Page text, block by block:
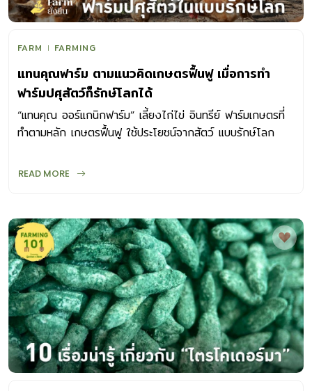
FARM FARMING
แทนคุณฟาร์ม ตามแนวคิดเกษตรฟื้นฟู เมื่อการทำ
ฟาร์มปศุสัตว์ก็รักษ์โลกได้
“แทนคุณ ออร์แกนิกฟาร์ม” เลี้ยงไก่ไข่ อินทรีย์ ฟาร์มเกษตรที่
ทำตามหลัก เกษตรฟื้นฟู ใช้ประโยชน์จากสัตว์ แบบรักษ์โลก
READ MORE